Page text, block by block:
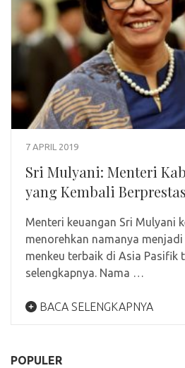
7 APRIL 2019
Sri Mulyani: Menteri
yang Kembali
Menteri keuangan Sri Mulyani
menorehkan namanya
menkeu terbaik di Asia Pasifik
selengkapnya. Nama …
BACA SELENGKAPNYA
POPULER